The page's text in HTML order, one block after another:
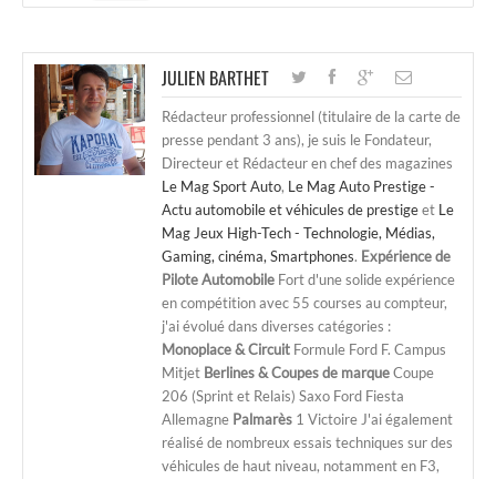
JULIEN BARTHET
Rédacteur professionnel (titulaire de la carte de
presse pendant 3 ans), je suis le Fondateur,
Directeur et Rédacteur en chef des magazines
Le Mag Sport Auto, Le Mag Auto Prestige -
Actu automobile et véhicules de prestigeet Le
Mag Jeux High-Tech - Technologie, Médias,
Gaming, cinéma, Smartphones. Expérience de
Pilote Automobile Fort d'une solide expérience
en compétition avec 55 courses au compteur,
j'ai évolué dans diverses catégories :
Monoplace & Circuit Formule Ford F. Campus
Mitjet Berlines & Coupes de marqueCoupe
206 (Sprint et Relais) Saxo Ford Fiesta
Allemagne Palmarès 1 Victoire J'ai également
réalisé de nombreux essais techniques sur des
véhicules de haut niveau, notamment en F3,